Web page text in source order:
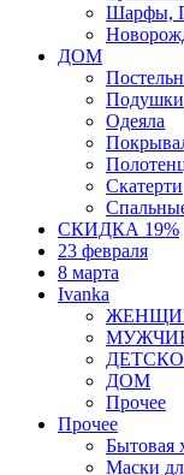
Шарфы,
ДОМ
Подушки
Одеяла
Скатерти
СКИДКА 19%
23 февраля
8 марта
Ivanka
ДОМ
Прочее
Прочее
Бытовая
Маски